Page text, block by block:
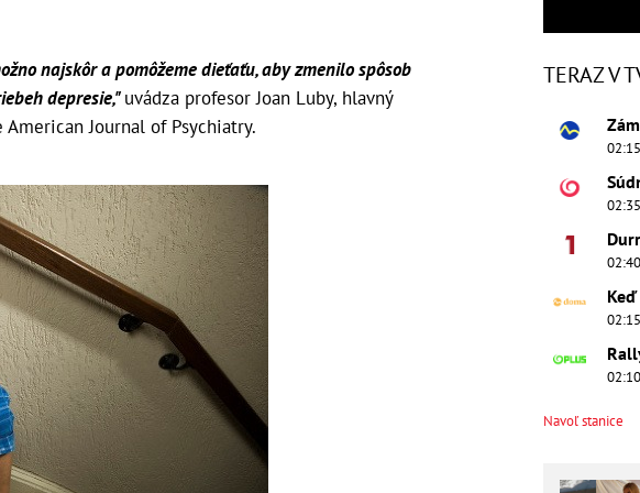
najskôr a pomôžeme dieťaťu, aby zmenilo spôsob
depresie,"uvádza profesor Joan Luby, hlavný
Journal of Psychiatry.
TERAZ V
02:15
02:35
02:40
02:15
02:10
Navoľ stanice